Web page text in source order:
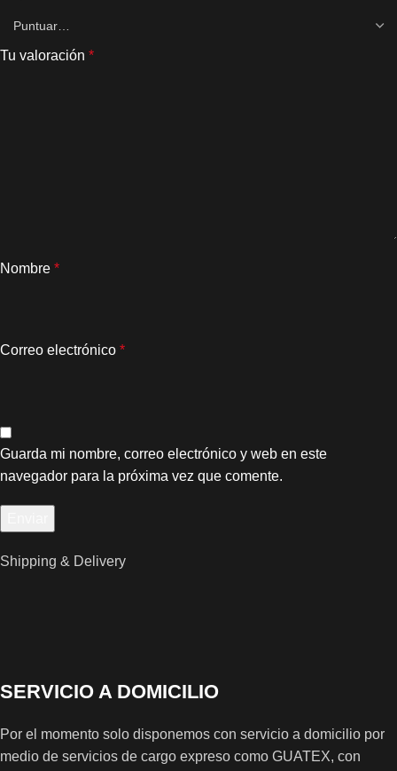
Tu valoración *
Nombre *
Correo electrónico *
Guarda mi nombre, correo electrónico y web en este
navegador para la próxima vez que comente.
Shipping & Delivery
SERVICIO A DOMICILIO
Por el momento solo disponemos con servicio a domicilio por
medio de servicios de cargo expreso como GUATEX, con